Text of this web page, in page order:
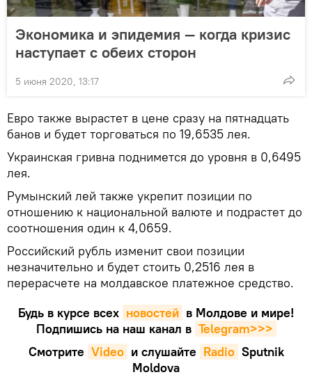
Экономика и эпидемия — когда кризис
наступает с обеих сторон
5 июня 2020, 13:17
Евро также вырастет в цене сразу на пятнадцать
банов и будет торговаться по 19,6535 лея.
Украинская гривна поднимется до уровня в 0,6495
лея.
Румынский лей также укрепит позиции по
отношению к национальной валюте и подрастет до
соотношения один к 4,0659.
Российский рубль изменит свои позиции
незначительно и будет стоить 0,2516 лея в
перерасчете на молдавское платежное средство.
Будь в курсе всех новостей в Молдове и мире!
Подпишись на наш канал в Telegram>>>
Смотрите Video и слушайте Radio Sputnik
Moldova